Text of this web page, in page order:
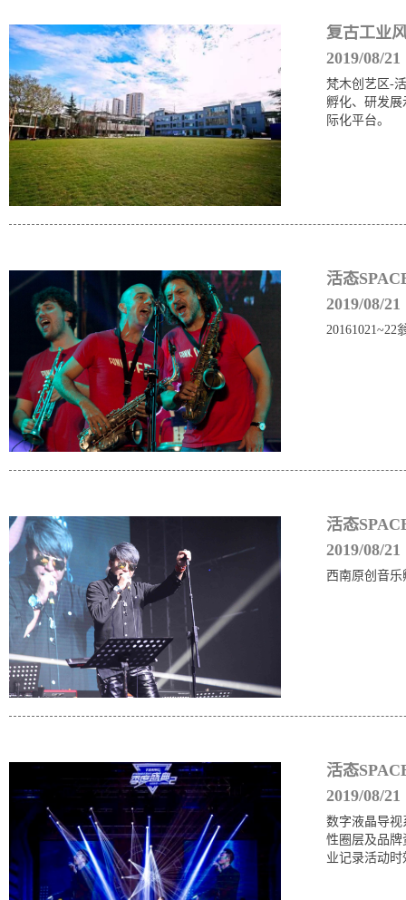
复古工业
2019/08/21
梵木创艺区-
孵化、研发
际化平台。
活态
2019/08/21
活态
2019/08/21
西南原创音
活态
2019/08/21
数字液晶导
性圈层及品
业记录活动